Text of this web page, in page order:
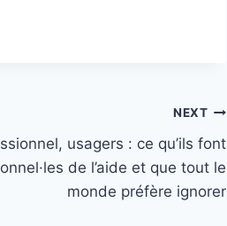
NEXT
usagers : ce qu’ils font
de l’aide et que tout le
monde préfère ignorer